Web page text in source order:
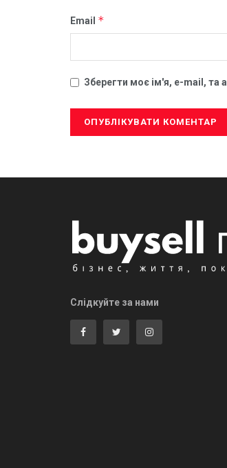
Email *
Зберегти моє ім'я, e-mail, та
Слідкуйте за нами